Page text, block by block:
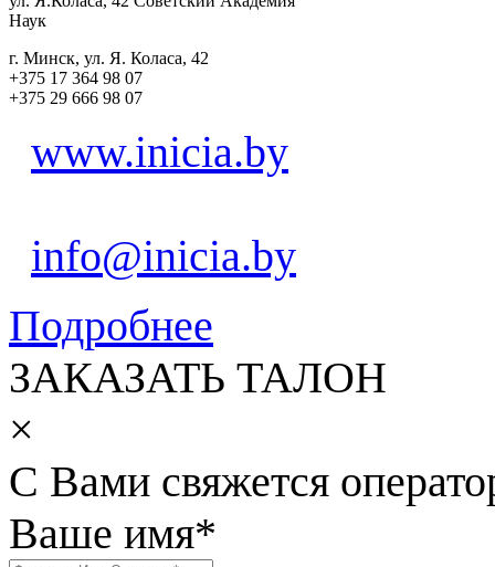
Наук
г. Минск, ул. Я. Коласа, 42
+375 17 364 98 07
+375 29 666 98 07
www.inicia.by
info@inicia.by
Подробнее
ЗАКАЗАТЬ ТАЛОН
×
С Вами свяжется
Ваше имя*